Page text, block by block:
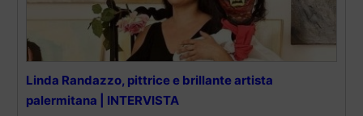
Linda Randazzo, pittrice e brillante artista
palermitana | INTERVISTA